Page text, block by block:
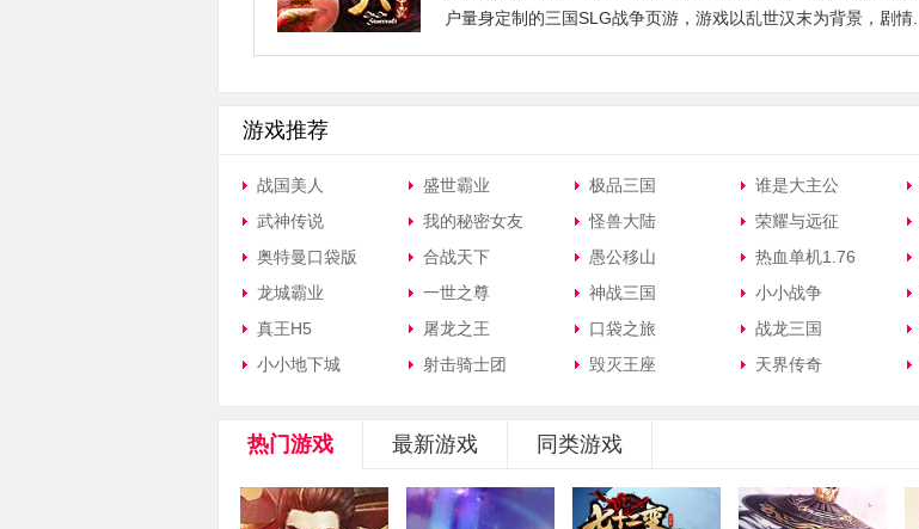
户量身定制的三国SLG战争页游，游戏以乱世汉末为背景，剧情...
游戏推荐
战国美人 盛世霸业 极品三国 谁是大主公
武神传说
我的秘密女友 怪兽大陆 荣耀与远征
奥特曼口袋版
合战天下 愚公移山 热血单机1.76
龙城霸业
一世之尊 神战三国 小小战争
真王H5
屠龙之王 口袋之旅 战龙三国
小小地下城
射击骑士团 毁灭王座 天界传奇
热门游戏 最新游戏 同类游戏